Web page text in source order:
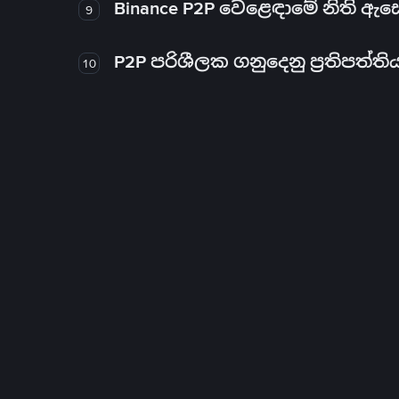
9 Binance P2P වෙළෙඳාමේ නිති
10 P2P පරිශීලක ගනුදෙනු